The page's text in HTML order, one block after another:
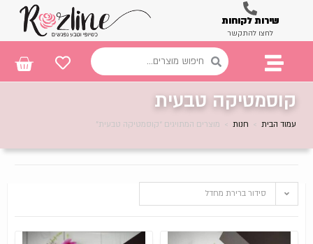
שירות לקוחות
לחצו להתקשר
קוסמטיקה טבעית
עמוד הבית > חנות > מוצרים המתויגים “קוסמטיקה טבעית”
סידור ברירת מחדל